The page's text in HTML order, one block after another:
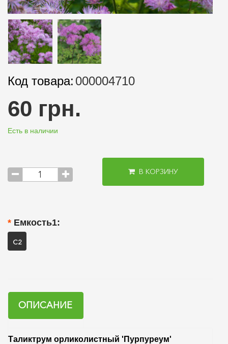
Код товара: 000004710
60 грн.
Есть в наличии
В КОРЗИНУ
Емкость1:
С2
ОПИСАНИЕ
Таликтрум орликолистный 'Пурпуреум'